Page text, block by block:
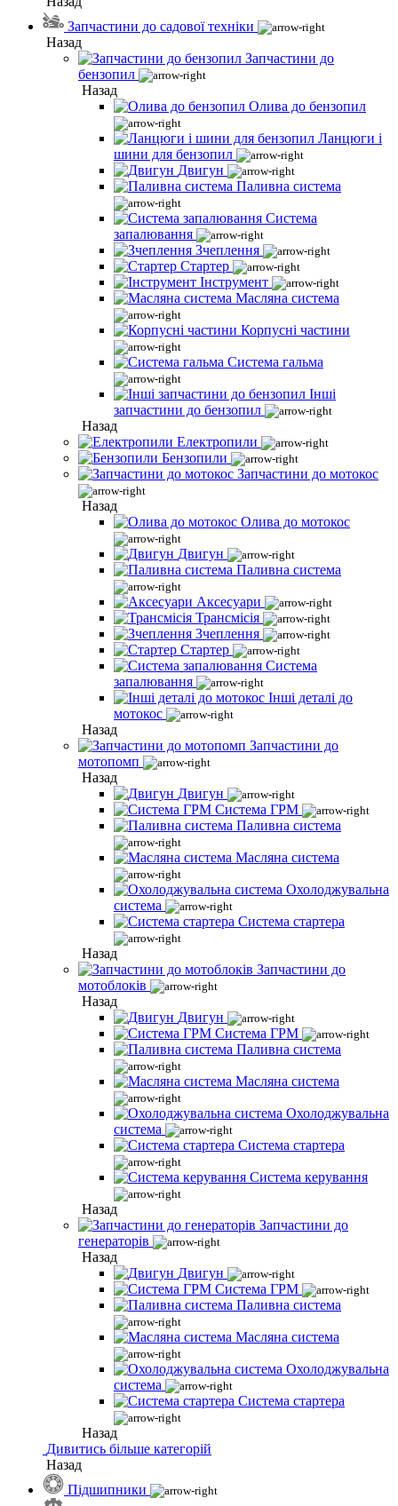
Запчастини до садової техніки
Назад
Запчастини до
бензопил
Назад
Олива до бензопил
Ланцюги і
шини для бензопил
Двигун
Паливна система
Система
запалювання
Зчеплення
Стартер
Інструмент
Масляна система
Корпусні частини
Система гальма
Інші
запчастини до бензопил
Назад
Електропили
Бензопили
Запчастини до мотокос
Назад
Олива до мотокос
Двигун
Паливна система
Аксесуари
Трансмісія
Зчеплення
Стартер
Система
запалювання
Інші деталі до
мотокос
Назад
Запчастини до
мотопомп
Назад
Двигун
Система ГРМ
Паливна система
Масляна система
Охолоджувальна
система
Система стартера
Назад
Запчастини до
мотоблоків
Назад
Двигун
Система ГРМ
Паливна система
Масляна система
Охолоджувальна
система
Система стартера
Система керування
Назад
Запчастини до
генераторів
Назад
Двигун
Система ГРМ
Паливна система
Масляна система
Охолоджувальна
система
Система стартера
Назад
Дивитись більше категорій
Назад
Підшипники